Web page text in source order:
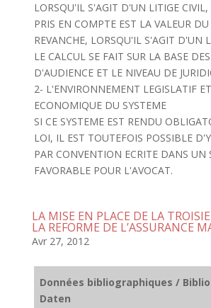
LORSQU'IL S'AGIT D'UN LITIGE CIVIL,
PRIS EN COMPTE EST LA VALEUR
REVANCHE, LORSQU'IL S'AGIT D'UN
LE CALCUL SE FAIT SUR LA BASE DES
D'AUDIENCE ET LE NIVEAU DE
2- L'ENVIRONNEMENT LEGISLATIF ET
ECONOMIQUE DU SYSTEME
SI CE SYSTEME EST RENDU
LOI, IL EST TOUTEFOIS POSSIBLE
PAR CONVENTION ECRITE DANS UN
FAVORABLE POUR L'AVOCAT.
LA MISE EN PLACE DE LA
LA REFORME DE L’ASSURANCE
Avr 27, 2012
Données bibliographiques /
Daten